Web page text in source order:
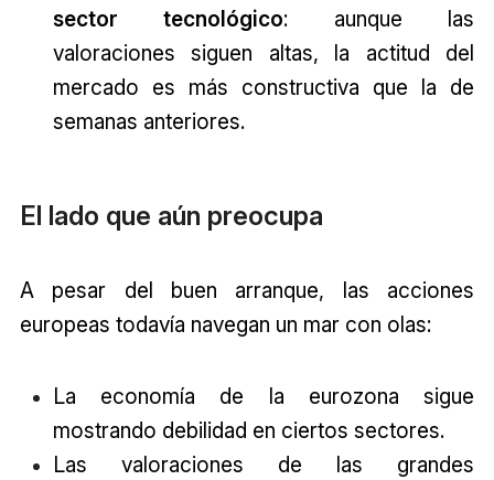
sector tecnológico: aunque las
valoraciones siguen altas, la actitud del
mercado es más constructiva que la de
semanas anteriores.
El lado que aún preocupa
A pesar del buen arranque, las acciones
europeas todavía navegan un mar con olas:
La economía de la eurozona sigue
mostrando debilidad en ciertos sectores.
Las valoraciones de las grandes